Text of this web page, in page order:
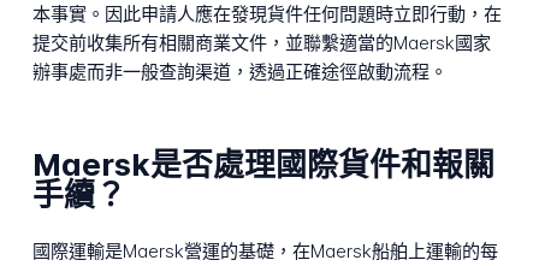
本事實。因此申請人應在發現貨件任何問題時立即行動，在
提交前收集所有相關商業文件，並聯繫適當的Maersk國家
辦事處而非一般查詢渠道，透過正確途徑啟動流程。
Maersk是否處理國際貨件和報關
手續？
國際運輸是Maersk營運的基礎，在Maersk船舶上運輸的每